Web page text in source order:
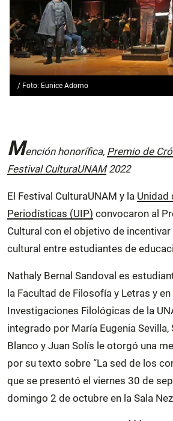
/ Foto: Eunice Adorno
Mención honorífica, Premio de
Festival CulturaUNAM2022
El Festival CulturaUNAM y la Unidad
Periodísticas (UIP) convocaron al
Cultural con el objetivo de
cultural entre estudiantes de
Nathaly Bernal Sandoval es
la Facultad de Filosofía y Letras y
Investigaciones Filológicas de la
integrado por María Eugenia Sevilla,
Blanco y Juan Solís le otorgó una
por su texto sobre “La sed de los
que se presentó el viernes 30 de
domingo 2 de octubre en la Sala